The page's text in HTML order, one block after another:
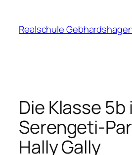
springen
Realschule
Die Klasse 5b
Serengeti-
Hally Gally